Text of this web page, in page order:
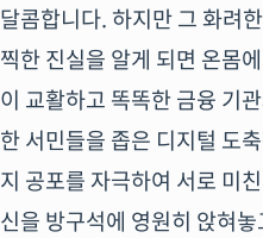
달콤합니다. 하지만 그 화려
찍한 진실을 알게 되면 온몸
이 교활하고 똑똑한 금융 기
한 서민들을 좁은 디지털 도
지 공포를 자극하여 서로 미
신을 방구석에 영원히 앉혀